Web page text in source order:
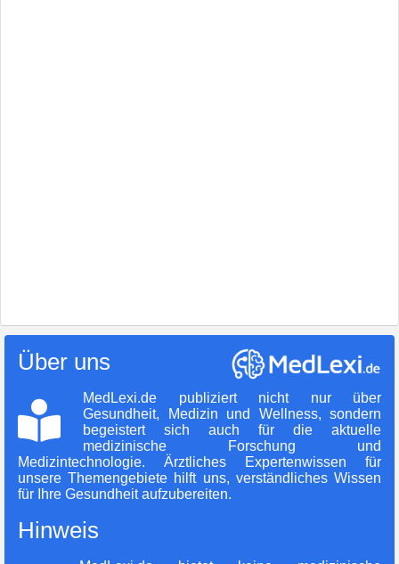
Über uns
MedLexi.de publiziert nicht nur über
Gesundheit, Medizin und Wellness, sondern
begeistert sich auch für die aktuelle
medizinische Forschung und
Medizintechnologie. Ärztliches Expertenwissen für
unsere Themengebiete hilft uns, verständliches Wissen
für Ihre Gesundheit aufzubereiten.
Hinweis